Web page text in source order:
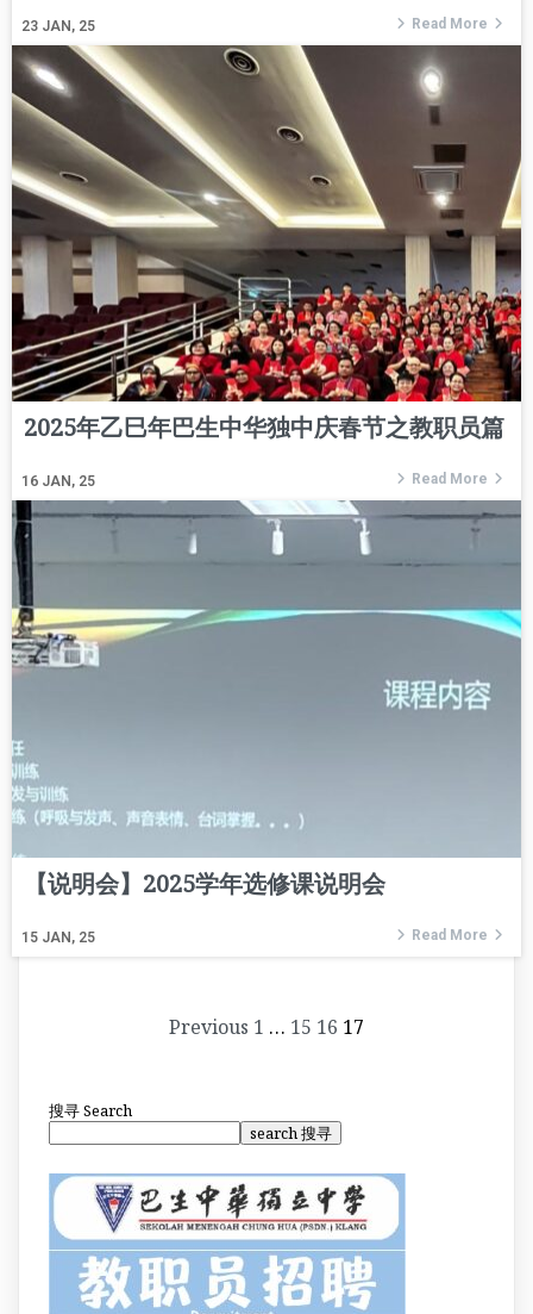
23 JAN, 25 Read More
2025年乙巳年巴生中华独中庆春节之教职员篇
16 JAN, 25 Read More
【说明会】2025学年选修课说明会
15 JAN, 25 Read More
Previous 1 … 15 16 17
搜寻Search
search 搜寻